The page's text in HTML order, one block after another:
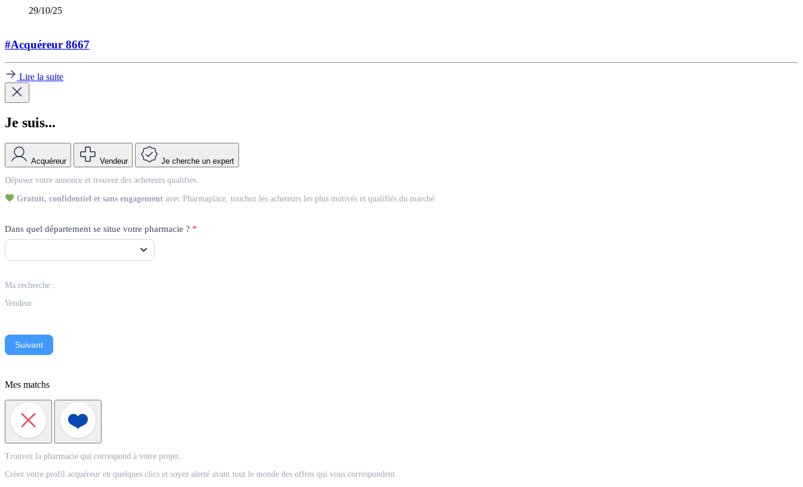
29/10/25
#Acquéreur 8667
Lire la suite
Je suis...
Acquéreur Vendeur Je cherche un expert
Vendeur
Déposez votre annonce et trouvez des acheteurs qualifiés.
Gratuit, confidentiel et sans engagement avec Pharmaplace, touchez les acheteurs les plus motivés et qualifiés du marché.
Dans quel département se situe votre pharmacie ? *
Ma recherche :
Vendeur
Suivant
Mes matchs
Acquéreur
Trouvez la pharmacie qui correspond à votre projet.
Créez votre profil acquéreur en quelques clics et soyez alerté avant tout le monde des offres qui vous correspondent.